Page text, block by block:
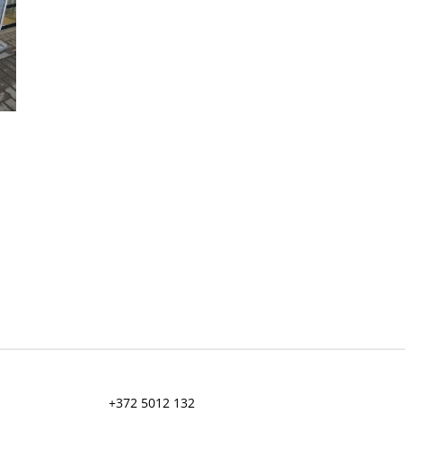
+372 5012 132